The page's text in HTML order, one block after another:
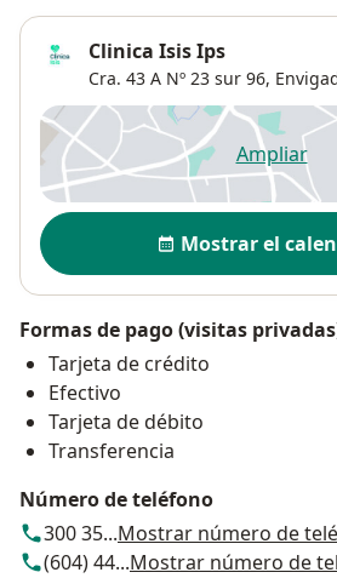
Clinica Isis Ips
Cra. 43 A Nº 23 sur 96,
Ampliar
se
Disponibilidad
Mostrar el
Formas de pago (visitas
Tarjeta de crédito
Efectivo
Tarjeta de débito
Transferencia
Número de teléfono
300 35...Mostrar número de
(604) 44...Mostrar número de